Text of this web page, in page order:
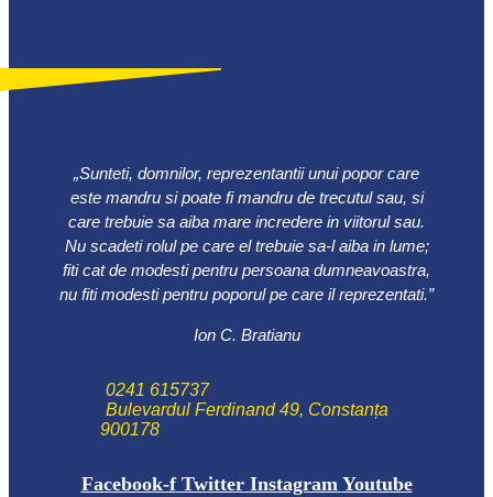
„Sunteti, domnilor, reprezentantii unui popor care
este mandru si poate fi mandru de trecutul sau, si
care trebuie sa aiba mare incredere in viitorul sau.
Nu scadeti rolul pe care el trebuie sa-l aiba in lume;
fiti cat de modesti pentru persoana dumneavoastra,
nu fiti modesti pentru poporul pe care il reprezentati.”
Ion C. Bratianu
0241 615737
Bulevardul Ferdinand 49, Constanța
900178
Facebook-f Twitter Instagram Youtube